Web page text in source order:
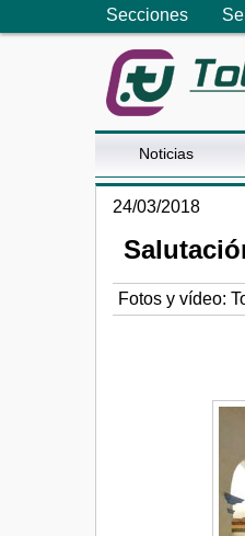
Secciones
Noticias
24/03/2018
Fotos y vídeo: